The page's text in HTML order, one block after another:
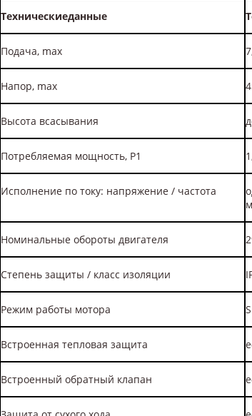
Техническиеданные
Подача, max
Напор, max
Высота всасывания
Потребляемая мощность, Р1
Исполнение по току: напряжение / частота
Номинальные обороты двигателя
Степень защиты / класс изоляции
Режим работы мотора
Встроенная тепловая защита
Встроенный обратный клапан